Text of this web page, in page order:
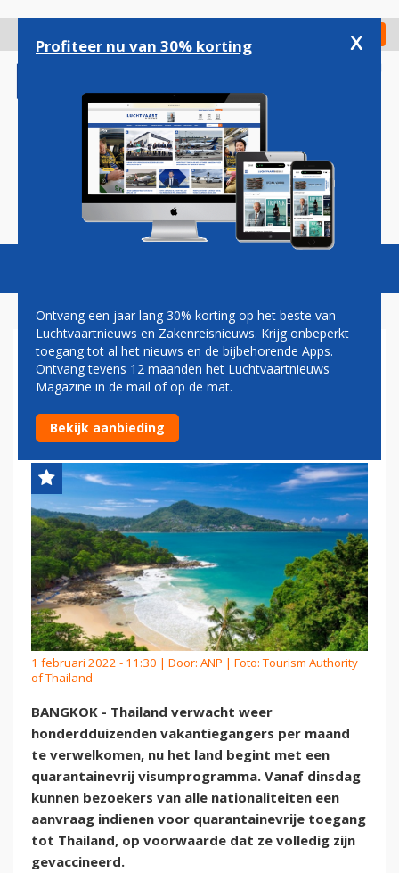
gaan
Check in
Magazine Podcasts Vacatures
THAILAND WIL MET
QUARANTAINEVRIJE VISUMS
VEEL TOERISTEN TREKKEN
1 februari 2022 - 11:30 | Door: ANP | Foto: Tourism Authority
of Thailand
BANGKOK - Thailand verwacht weer
honderdduizenden vakantiegangers per maand
te verwelkomen, nu het land begint met een
quarantainevrij visumprogramma. Vanaf dinsdag
kunnen bezoekers van alle nationaliteiten een
aanvraag indienen voor quarantainevrije toegang
tot Thailand, op voorwaarde dat ze volledig zijn
gevaccineerd.
Profiteer nu van 30% korting x
Ontvang een jaar lang 30% korting op het beste van
Luchtvaartnieuws en Zakenreisnieuws. Krijg onbeperkt
toegang tot al het nieuws en de bijbehorende Apps.
Ontvang tevens 12 maanden het Luchtvaartnieuws
Magazine in de mail of op de mat.
Bekijk aanbieding